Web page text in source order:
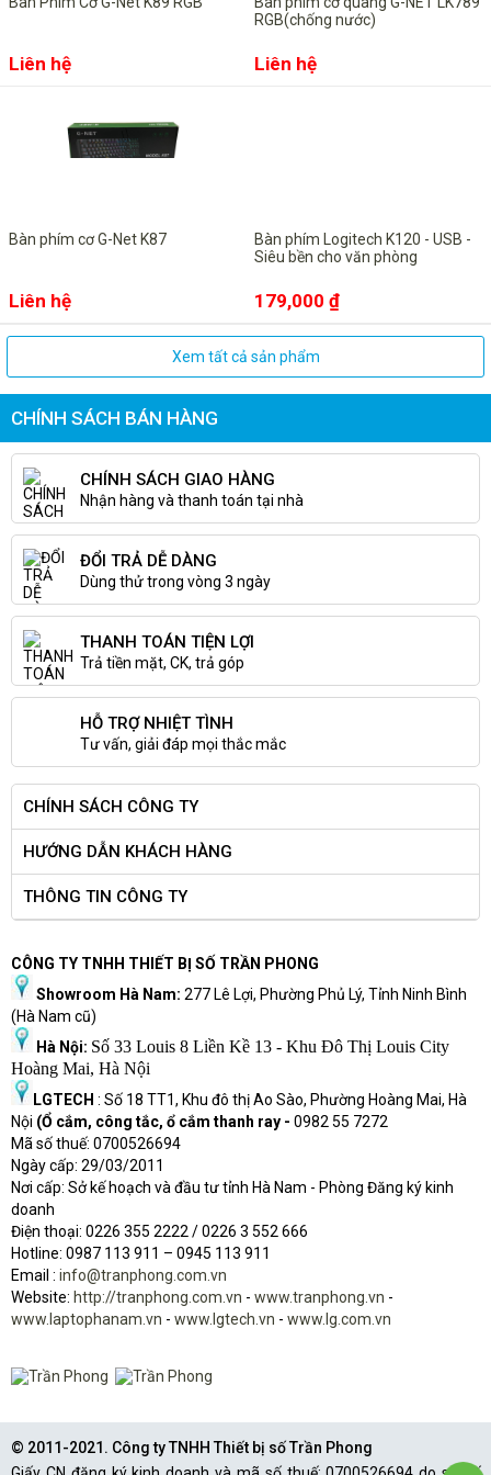
Liên hệ
RGB(chống nước)
Liên hệ
Bàn phím cơ G-Net K87
Liên hệ
Bàn phím Logitech K120 - USB -
Siêu bền cho văn phòng
179,000 ₫
Xem tất cả sản phẩm
CHÍNH SÁCH BÁN HÀNG
CHÍNH SÁCH GIAO HÀNG
Nhận hàng và thanh toán tại nhà
ĐỔI TRẢ DỄ DÀNG
Dùng thử trong vòng 3 ngày
THANH TOÁN TIỆN LỢI
Trả tiền mặt, CK, trả góp
HỖ TRỢ NHIỆT TÌNH
Tư vấn, giải đáp mọi thắc mắc
CHÍNH SÁCH CÔNG TY
HƯỚNG DẪN KHÁCH HÀNG
THÔNG TIN CÔNG TY
CÔNG TY TNHH THIẾT BỊ SỐ TRẦN PHONG
Showroom Hà Nam: 277 Lê Lợi, Phường Phủ Lý, Tỉnh Ninh Bình
(Hà Nam cũ)
Hà Nội: Số 33 Louis 8 Liền Kề 13 - Khu Đô Thị Louis City
Hoàng Mai, Hà Nội
LGTECH : Số 18 TT1, Khu đô thị Ao Sào, Phường Hoàng Mai, Hà
Nội (Ổ cắm, công tắc, ổ cắm thanh ray - 0982 55 7272
Mã số thuế: 0700526694
Ngày cấp: 29/03/2011
Nơi cấp: Sở kế hoạch và đầu tư tỉnh Hà Nam - Phòng Đăng ký kinh
doanh
Điện thoại: 0226 355 2222 / 0226 3 552 666
Hotine: 0987 113 911 – 0945 113 911
Email : info@tranphong.com.vn
Website: http://tranphong.com.vn - www.tranphong.vn -
www.laptophanam.vn - www.lgtech.vn - www.lg.com.vn
© 2011-2021. Công ty TNHH Thiết bị số Trần Phong